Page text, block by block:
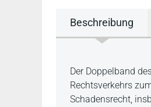
Beschreibung
Beschreibung
Der Doppelband
Rechtsverkehrs
Schadensrecht,